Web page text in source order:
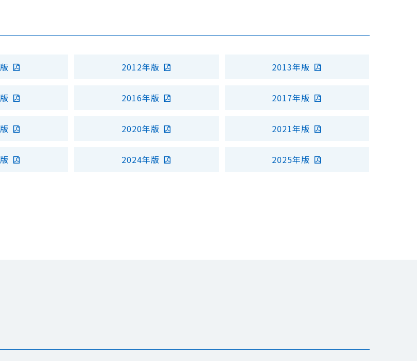
2012年版 2013年版
2016年版 2017年版
2020年版 2021年版
2024年版 2025年版